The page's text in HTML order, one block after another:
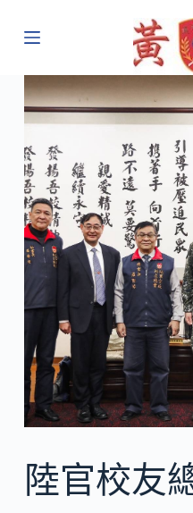
至
要
內
容
陸官校友